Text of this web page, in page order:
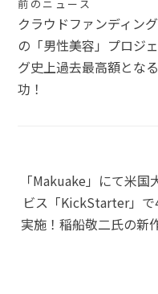
投
稿
ナ
ビ
シ
ョ
ン
前のニュース
クラウドファンディン
の「男性美容」プロジ
グ史上過去最高額とな
功！
「Makuake」にて米
ビス「KickStarter」
実施！稲船敬二氏の新